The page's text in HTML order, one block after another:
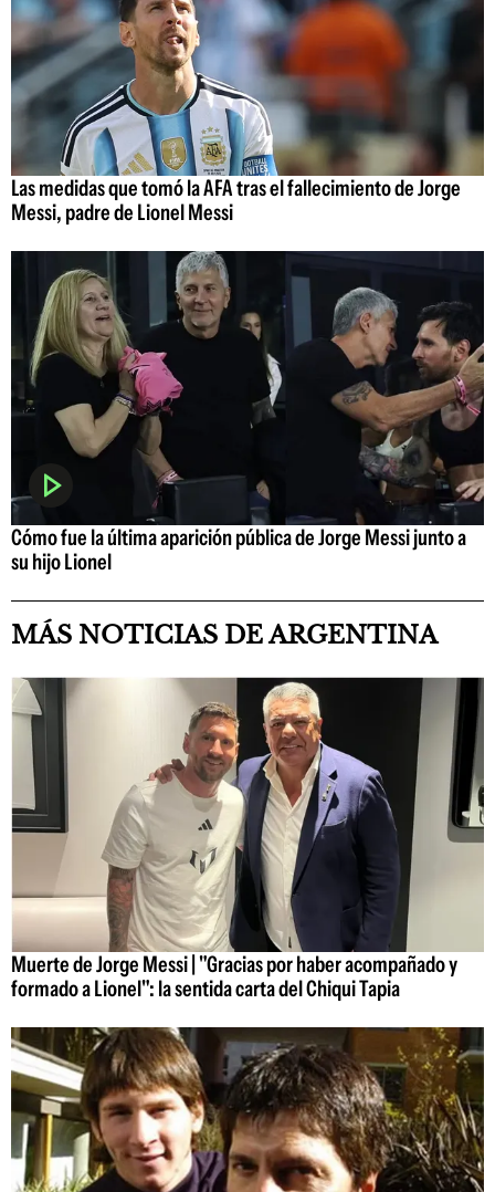
Las medidas que tomó la AFA tras el fallecimiento de Jorge
Messi, padre de Lionel Messi
Cómo fue la última aparición pública de Jorge Messi junto a
su hijo Lionel
MÁS NOTICIAS DE ARGENTINA
Muerte de Jorge Messi | "Gracias por haber acompañado y
formado a Lionel": la sentida carta del Chiqui Tapia